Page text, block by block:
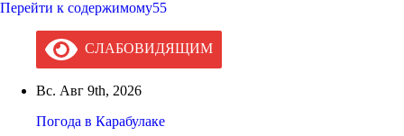
Перейти к содержимому55
СЛАБОВИДЯЩИМ
Вс. Авг 9th, 2026
Погода в Карабулаке